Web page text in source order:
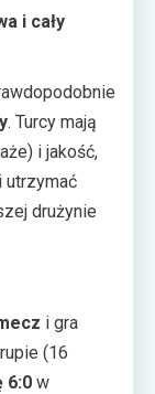
i cały
. Turcy mają
i jakość,
utrzymać
drużynie
i gra
(16
6:0 w